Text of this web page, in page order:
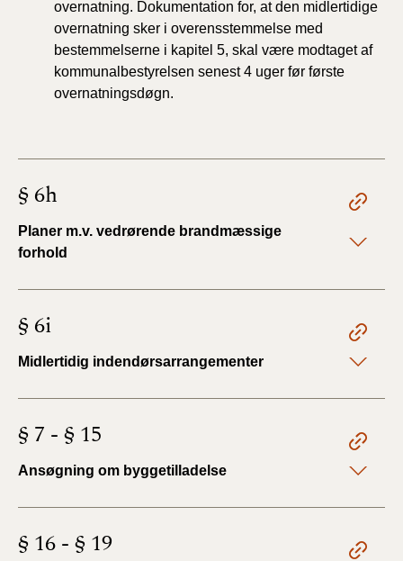
overnatning. Dokumentation for, at den midlertidige
overnatning sker i overensstemmelse med
bestemmelserne i kapitel 5, skal være modtaget af
kommunalbestyrelsen senest 4 uger før første
overnatningsdøgn.
§ 6h
Planer m.v. vedrørende brandmæssige
forhold
§ 6i
Midlertidig indendørsarrangementer
§ 7 - § 15
Ansøgning om byggetilladelse
§ 16 - § 19